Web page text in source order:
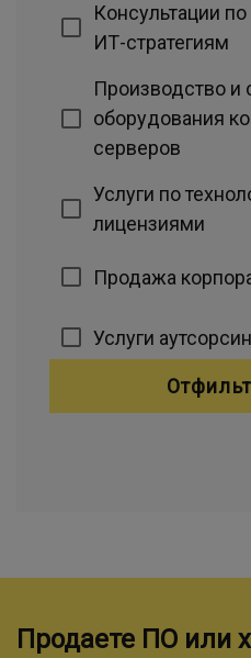
Консультации
ИТ-стратегиям
Производство и
оборудования
серверов
Услуги по
лицензиями
Продажа
Услуги
Продаете ПО или